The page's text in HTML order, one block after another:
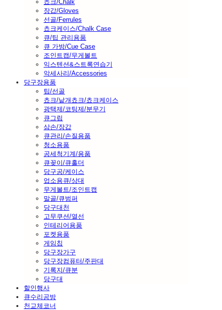
쵸크/Chalk
장갑/Gloves
선골/Ferrules
쵸크케이스/Chalk Case
큐/팁 관리용품
큐 가방/Cue Case
조인트캡/무게볼트
익스텐션&스트록연습기
악세사리/Accessories
당구장용품
팁/선골
쵸크/낱개쵸크/쵸크케이스
광택제/코팅제/분무기
큐그립
삼손/장갑
큐관리/손질용품
청소용품
공세척기계/용품
큐꽂이/큐홀더
당구공/케이스
업소용큐/상대
무게볼트/조인트캡
말골/큐범퍼
당구대천
고무쿠션/열선
인테리어용품
포켓용품
게임칩
당구장가구
당구장컴퓨터/주판대
기록지/큐분
당구대
할인행사
큐수리공방
천교체코너